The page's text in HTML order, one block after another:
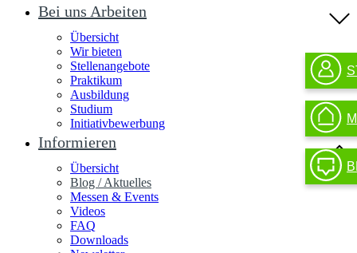
Bei uns Arbeiten
Übersicht
Wir bieten
Stellenangebote
Praktikum
Ausbildung
Studium
Initiativbewerbung
Informieren
Übersicht
Blog / Aktuelles
Messen & Events
Videos
FAQ
Downloads